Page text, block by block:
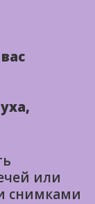
или
снимками